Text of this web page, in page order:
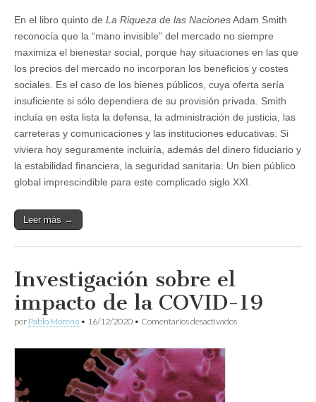
En el libro quinto de La Riqueza de las NacionesAdam Smith
reconocía que la “mano invisible” del mercado no siempre
maximiza el bienestar social, porque hay situaciones en las que
los precios del mercado no incorporan los beneficios y costes
sociales. Es el caso de los bienes públicos, cuya oferta sería
insuficiente si sólo dependiera de su provisión privada. Smith
incluía en esta lista la defensa, la administración de justicia, las
carreteras y comunicaciones y las instituciones educativas. Si
viviera hoy seguramente incluiría, además del dinero fiduciario y
la estabilidad financiera, la seguridad sanitaria. Un bien público
global imprescindible para este complicado siglo XXI.
Leer más →
Investigación sobre el
impacto de la COVID-19
por Pablo Moreno • 16/12/2020 • Comentarios desactivadosen